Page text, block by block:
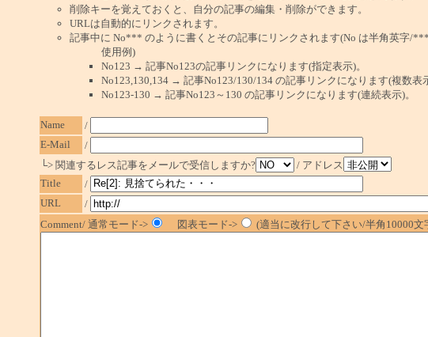
削除キーを覚えておくと、自分の記事の編集・削除ができます。
URLは自動的にリンクされます。
記事中に No*** のように書くとその記事にリンクされます(No は半角英字/***
使用例)
No123 → 記事No123の記事リンクになります(指定表示)。
No123,130,134 → 記事No123/130/134 の記事リンクになります(複数表
No123-130 → 記事No123～130 の記事リンクになります(連続表示)。
Name
/
E-Mail
/
└> 関連するレス記事をメールで受信しますか?
/ アドレス
Title
/
URL
/
Comment/ 通常モード->
図表モード-> (適当に改行して下さい/半角10000文